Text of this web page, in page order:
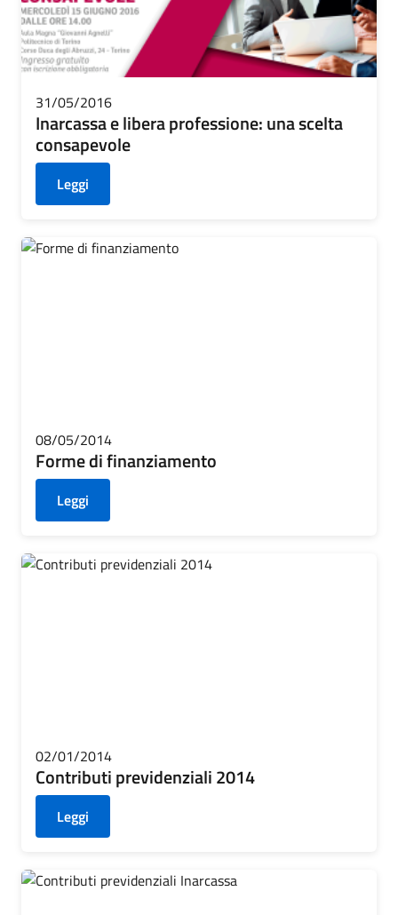
31/05/2016
Inarcassa e libera professione: una scelta
consapevole
Leggi
08/05/2014
Forme di finanziamento
Leggi
02/01/2014
Contributi previdenziali 2014
Leggi